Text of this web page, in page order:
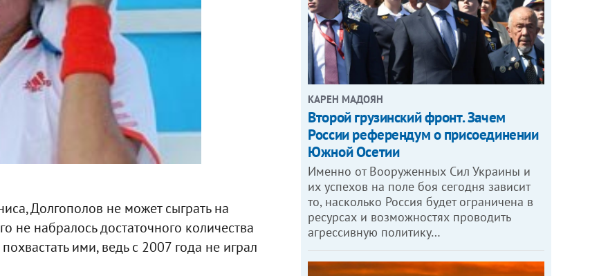
Долгополов не может сыграть на
набралось достаточного количества
ими, ведь с 2007 года не играл
КАРЕН МАДОЯН
Второй грузинский фронт. Зачем
России референдум о присоединении
Южной Осетии
Именно от Вооруженных Сил Украины и
их успехов на поле боя сегодня зависит
то, насколько Россия будет ограничена в
ресурсах и возможностях проводить
агрессивную политику…